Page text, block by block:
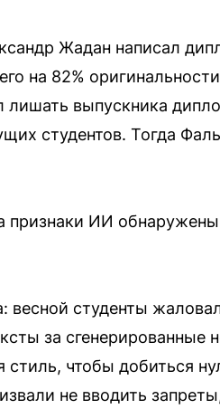
Жадан написал
на 82%
лишать выпускника
студентов. Тогда
признаки ИИ
студенты
за
чтобы добиться
не вводить